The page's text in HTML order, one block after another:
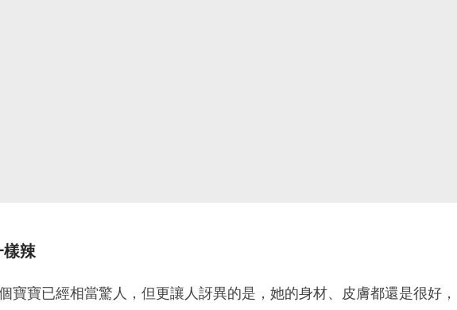
辣
寶寶已經相當驚人，但更讓人訝異的是，她的身材、皮膚都還是很好，